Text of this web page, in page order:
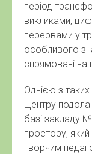
період
викликами,
перервами у
особливого
спрямовані на
Однією з таких
Центру
базі закладу
простору, який
творчим